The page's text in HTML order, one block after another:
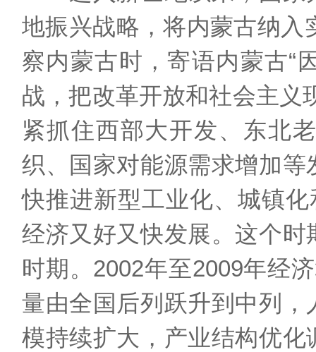
地振兴战略，将内蒙古纳入
察内蒙古时，寄语内蒙古“
战，把改革开放和社会主义
紧抓住西部大开发、东北
织、国家对能源需求增加
快推进新型工业化、城镇
经济又好又快发展。这个
时期。2002年至2009年经
量由全国后列跃升到中列
模持续扩大，产业结构优